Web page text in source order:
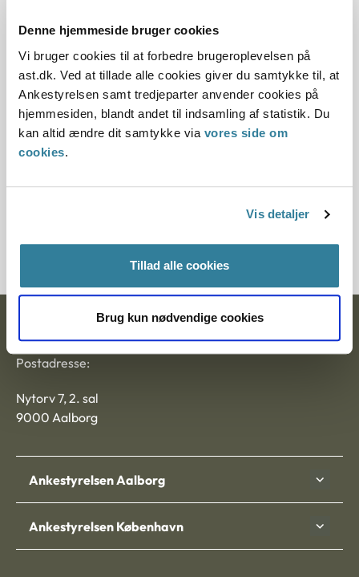
Denne hjemmeside bruger cookies
Vi bruger cookies til at forbedre brugeroplevelsen på
ast.dk. Ved at tillade alle cookies giver du samtykke til, at
Ankestyrelsen samt tredjeparter anvender cookies på
hjemmesiden, blandt andet til indsamling af statistik. Du
kan altid ændre dit samtykke via vores side om
cookies.
Vis detaljer
Tillad alle cookies
Brug kun nødvendige cookies
30.03.2017
Offentliggørelsesdato
31.03.2017
Paragraf
Ankestyrelsen
Postadresse:
Nytorv 7, 2. sal
9000 Aalborg
Ankestyrelsen Aalborg
Ankestyrelsen København